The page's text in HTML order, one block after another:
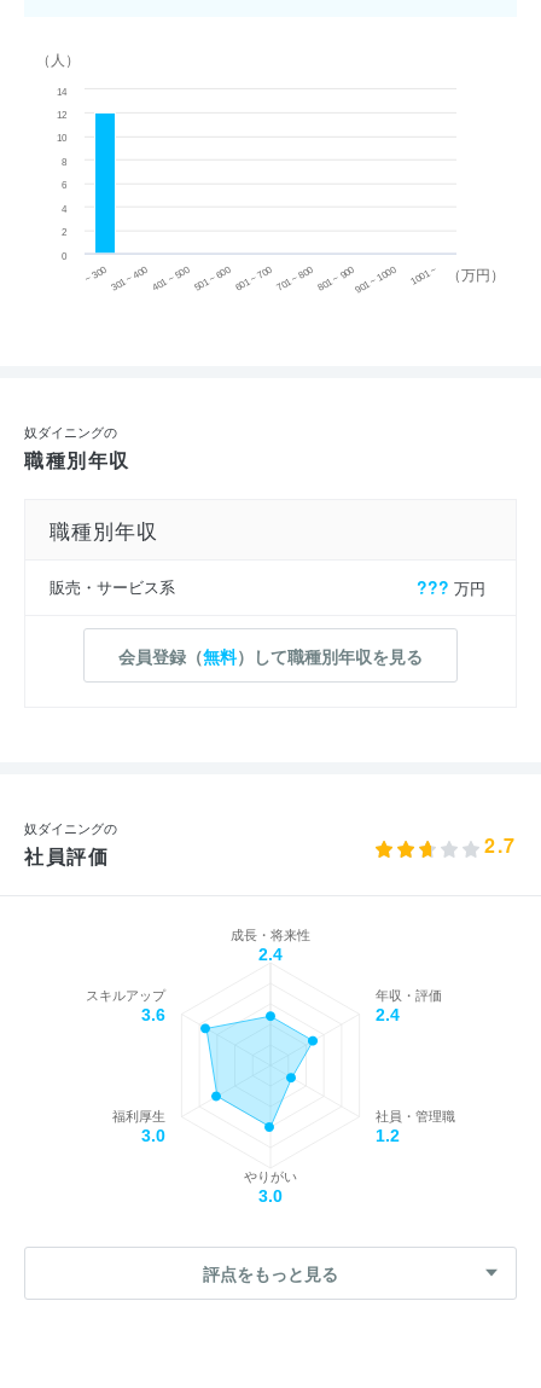
（万円）
（人）
~ 300 301 ~ 400 401 ~ 500501 ~ 600601 ~ 700701 ~ 800801 ~ 900901 ~ 1000 1001 ~
0
2
4
6
8
10
12
14
奴ダイニングの
職種別年収
職種別年収
販売・サービス系 ??? 万円
会員登録（無料）して職種別年収を見る
奴ダイニングの
社員評価 2.7
成長・将来性
2.4
年収・評価
2.4
社員・管理職
1.2
やりがい
3.0
福利厚生
3.0
スキルアップ
3.6
評点をもっと見る